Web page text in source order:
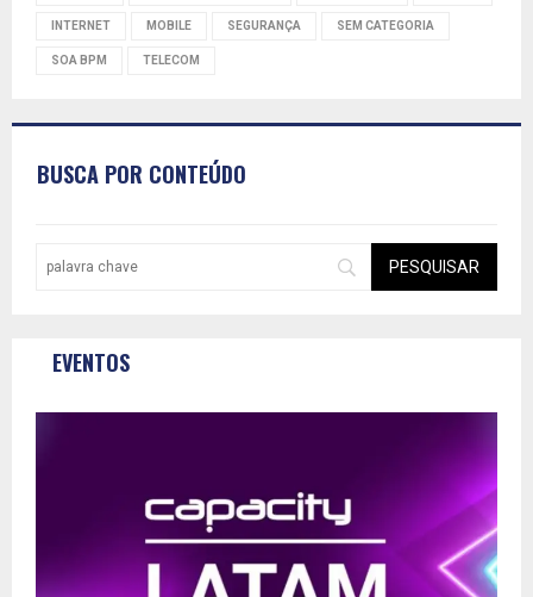
INTERNET MOBILE SEGURANÇA SEM CATEGORIA
SOA BPM TELECOM
BUSCA POR CONTEÚDO
EVENTOS